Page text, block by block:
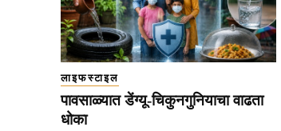
लाइफस्टाइल
पावसाळ्यात डेंग्यू-चिकुनगुनियाचा वाढता
धोका